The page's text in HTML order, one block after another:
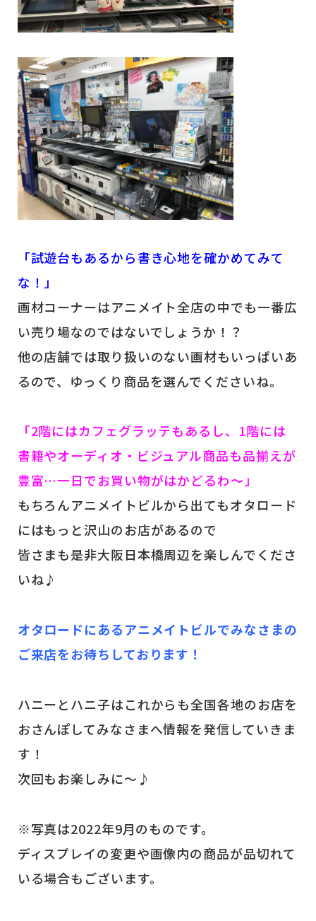
「試遊台もあるから書き心地を確かめてみて
な！」
画材コーナーはアニメイト全店の中でも一番広
い売り場なのではないでしょうか！？
他の店舗では取り扱いのない画材もいっぱいあ
るので、ゆっくり商品を選んでくださいね。
「2階にはカフェグラッテもあるし、1階には
書籍やオーディオ・ビジュアル商品も品揃えが
豊富…一日でお買い物がはかどるわ～」
もちろんアニメイトビルから出てもオタロード
にはもっと沢山のお店があるので
皆さまも是非大阪日本橋周辺を楽しんでくださ
いね♪
オタロードにあるアニメイトビルでみなさまの
ご来店をお待ちしております！
ハニーとハニ子はこれからも全国各地のお店を
おさんぽしてみなさまへ情報を発信していきま
す！
次回もお楽しみに～♪
※写真は2022年9月のものです。
ディスプレイの変更や画像内の商品が品切れて
いる場合もございます。